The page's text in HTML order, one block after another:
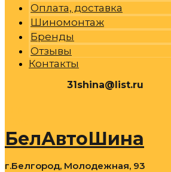
Оплата, доставка
Шиномонтаж
Бренды
Отзывы
Контакты
31shina@list.ru
БелАвтоШина
г.Белгород, Молодежная, 93